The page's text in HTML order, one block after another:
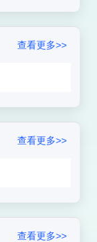
查看更多>>
查看更多>>
查看更多>>